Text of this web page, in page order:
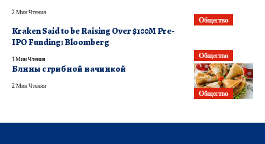
Общество
2 Мин Чтения
Общество
Kraken Said to be Raising Over $100M Pre-
IPO Funding: Bloomberg
1 Мин Чтения
Общество
Блины с грибной начинкой
2 Мин Чтения